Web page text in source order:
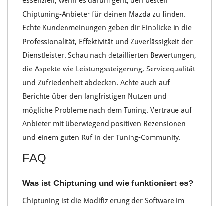
Chiptuning-Anbieter für deinen Mazda zu finden.
Echte Kundenmeinungen geben dir Einblicke in die
Professionalität, Effektivität und Zuverlässigkeit der
Dienstleister. Schau nach detaillierten Bewertungen,
die Aspekte wie Leistungssteigerung, Servicequalität
und Zufriedenheit abdecken. Achte auch auf
Berichte über den langfristigen Nutzen und
mögliche Probleme nach dem Tuning. Vertraue auf
Anbieter mit überwiegend positiven Rezensionen
und einem guten Rufin der Tuning-Community.
FAQ
Was ist Chiptuning und wie funktioniert es?
Chiptuning ist die Modifizierung der Software im